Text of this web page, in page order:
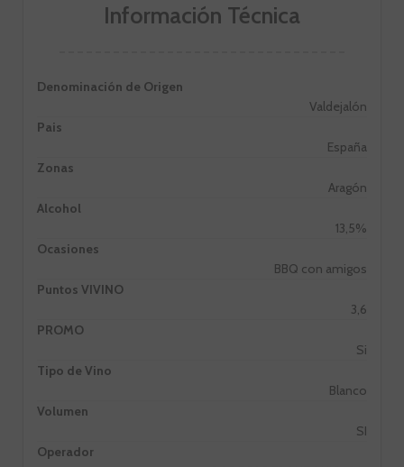
Información Técnica
Denominación de Origen
Valdejalón
Pais
España
Zonas
Aragón
Alcohol
13,5%
Ocasiones
BBQ con amigos
Puntos VIVINO
3,6
PROMO
Si
Tipo de Vino
Blanco
Volumen
SI
Operador